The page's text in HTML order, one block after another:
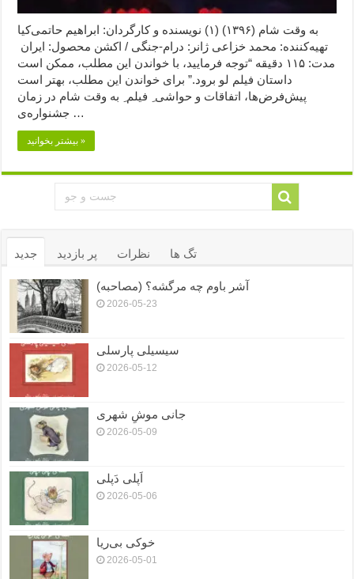
به وقت شام (۱۳۹۶) (۱) نویسنده و کارگردان: ابراهیم حاتمی‌کیا
تهیه‌کننده: محمد خزاعی ژانر: درام-جنگی / اکشن محصول: ایران
مدت: ۱۱۵ دقیقه “توجه فرمایید،‌ با خواندن این مطلب، ممکن است
داستان فیلم لو برود.” برای خواندن این مطلب، بهتر است
پیش‌فرض‌ها، اتفاقات و حواشی ِ فیلم ِ به وقت شام در زمان
جشنواره‌ی …
بیشتر بخوانید »
جدید پر بازدید نظرات تگ ها
آشر باوم چه مرگشه؟ (مصاحبه)
2026-05-23
سیسیلی پارسلی
2026-05-12
جانی موشِ شهری
2026-05-09
اَپلی دَپلی
2026-05-06
خوکی بی‌ریا
2026-05-01